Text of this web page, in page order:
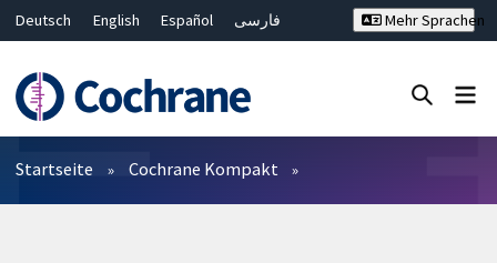
Deutsch English Español
فارسی
Bahasa Malaysia
ไทย
繁體中文
简体中文
Mehr Sprachen
Filter
Startseite Cochrane Kompakt